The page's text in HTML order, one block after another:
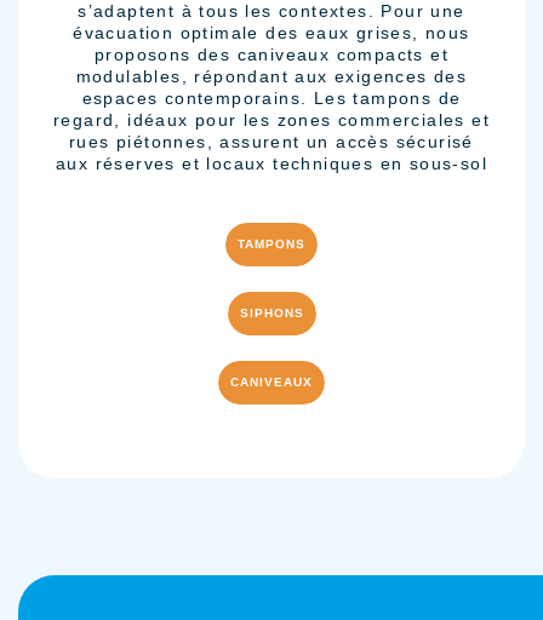
s’adaptent à tous les contextes. Pour une
évacuation optimale des eaux grises, nous
proposons des caniveaux compacts et
modulables, répondant aux exigences des
espaces contemporains. Les tampons de
regard, idéaux pour les zones commerciales et
rues piétonnes, assurent un accès sécurisé
aux réserves et locaux techniques en sous-sol
TAMPONS
SIPHONS
CANIVEAUX